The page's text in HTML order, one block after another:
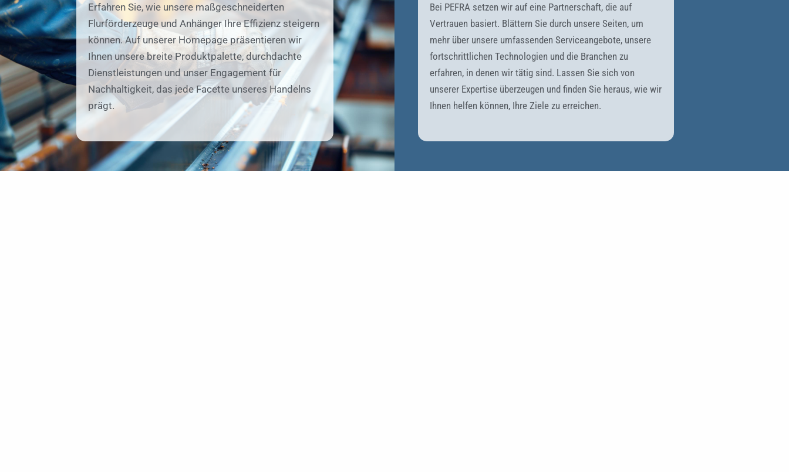
Erfahren Sie, wie unsere maßgeschneiderten
Flurförderzeuge und Anhänger Ihre Effizienz steigern
können. Auf unserer Homepage präsentieren wir
Ihnen unsere breite Produktpalette, durchdachte
Dienstleistungen und unser Engagement für
Nachhaltigkeit, das jede Facette unseres Handelns
prägt.
Bei PEFRA setzen wir auf eine Partnerschaft, die auf
Vertrauen basiert. Blättern Sie durch unsere Seiten, um
mehr über unsere umfassenden Serviceangebote, unsere
fortschrittlichen Technologien und die Branchen zu
erfahren, in denen wir tätig sind. Lassen Sie sich von
unserer Expertise überzeugen und finden Sie heraus, wie wir
Ihnen helfen können, Ihre Ziele zu erreichen.